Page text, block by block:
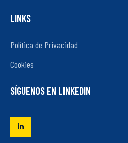
LINKS
Política de Privacidad
Cookies
SÍGUENOS EN LINKEDIN